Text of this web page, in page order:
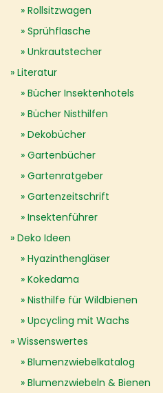
Rollsitzwagen
Sprühflasche
Unkrautstecher
Literatur
Bücher Insektenhotels
Bücher Nisthilfen
Dekobücher
Gartenbücher
Gartenratgeber
Gartenzeitschrift
Insektenführer
Deko Ideen
Hyazinthengläser
Kokedama
Nisthilfe für Wildbienen
Upcycling mit Wachs
Wissenswertes
Blumenzwiebelkatalog
Blumenzwiebeln & Bienen